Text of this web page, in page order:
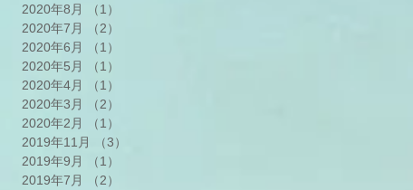
2020年8月
（1）
2020年7月
（2）
2020年6月
（1）
2020年5月
（1）
2020年4月
（1）
2020年3月
（2）
2020年2月
（1）
2019年11月
（3）
2019年9月
（1）
2019年7月
（2）